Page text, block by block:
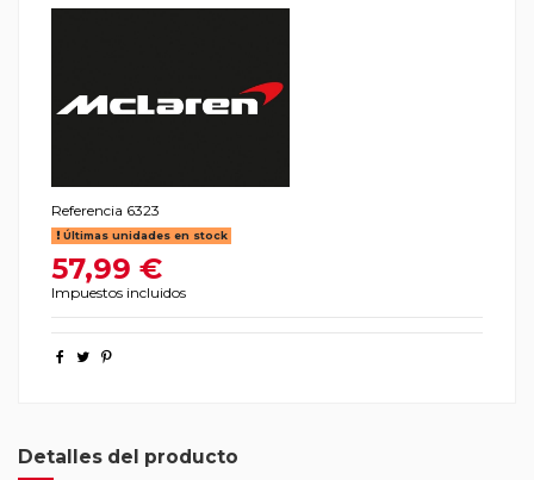
Referencia 6323
Últimas unidades en stock
57,99 €
Impuestos incluidos
Detalles del producto